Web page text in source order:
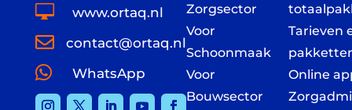
 www.ortaq.nl
 contact@ortaq.nl
 WhatsApp
Zorgsector
Voor
Schoonmaak
Voor
Bouwsector
Tarieven
Online